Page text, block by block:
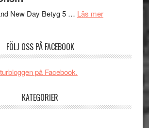
imponerande
New Day Betyg 5 … Läs merom
Brand
kan
FÖLJ OSS PÅ FACEBOOK
på Facebook.
KATEGORIER